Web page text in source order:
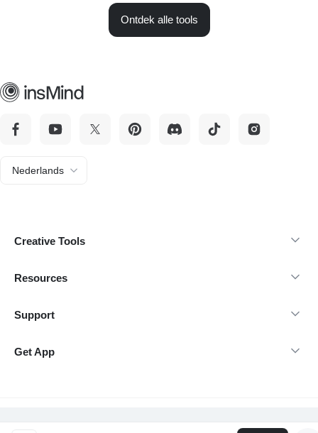
Ontdek alle tools
Nederlands
Creative Tools
Resources
Support
Get App